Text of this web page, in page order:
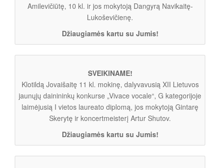
Amilevičiūtę, 10 kl. ir jos mokytoją Dangyrą Navikaitę-
Lukoševičienę.
Džiaugiamės kartu su Jumis!
SVEIKINAME!
Klotildą Jovaišaitę 11 kl. mokinę, dalyvavusią XII Lietuvos
jaunųjų dainininkų konkurse „Vivace vocale“, G kategorijoje
laimėjusią I vietos laureato diplomą, jos mokytoją Gintarę
Skerytę ir koncertmeisterį Artur Shutov.
Džiaugiamės kartu su Jumis!